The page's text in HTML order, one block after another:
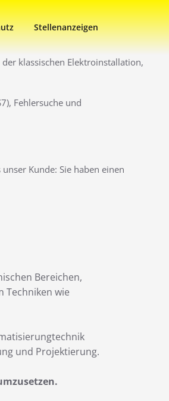
Stellenanzeigen
klassischen Elektroinstallation,
Fehlersuche und
Kunde: Sie haben einen
Bereichen,
Techniken wie
und Projektierung.